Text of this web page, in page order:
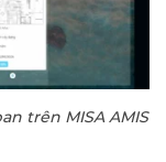
trên MISA AMIS